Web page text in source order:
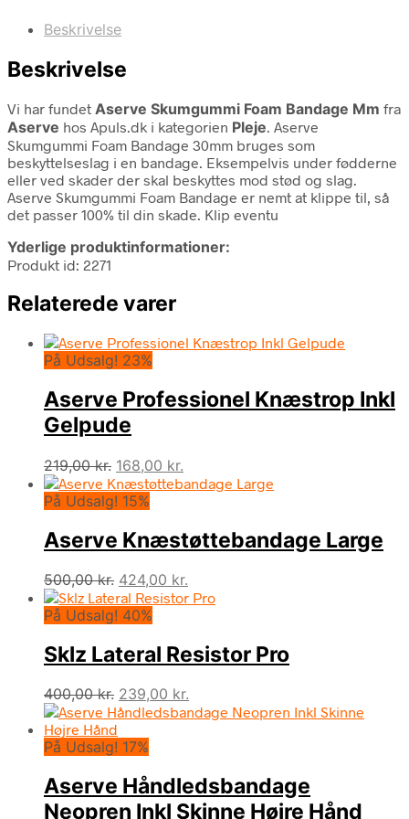
Beskrivelse
Beskrivelse
Vi har fundet Aserve Skumgummi Foam Bandage Mm fra
Aserve hos Apuls.dk i kategorien Pleje. Aserve
Skumgummi Foam Bandage 30mm bruges som
beskyttelseslag i en bandage. Eksempelvis under fødderne
eller ved skader der skal beskyttes mod stød og slag.
Aserve Skumgummi Foam Bandage er nemt at klippe til, så
det passer 100% til din skade. Klip eventu
Yderlige produktinformationer:
Produkt id: 2271
Relaterede varer
På Udsalg! 23%
Aserve Professionel Knæstrop Inkl
Gelpude
219,00kr. Den
oprindelige
pris
219,00 kr..
168,00 kr.
aktuelle
168,00 kr..
På Udsalg! 15%
Aserve Knæstøttebandage Large
500,00kr. Den
oprindelige
pris
500,00 kr..
424,00 kr.
aktuelle
424,00 kr..
På Udsalg! 40%
Sklz Lateral Resistor Pro
400,00kr. Den
oprindelige
var:
239,00 kr.
aktuelle
På Udsalg! 17%
Aserve Håndledsbandage
Neopren Inkl Skinne Højre Hånd